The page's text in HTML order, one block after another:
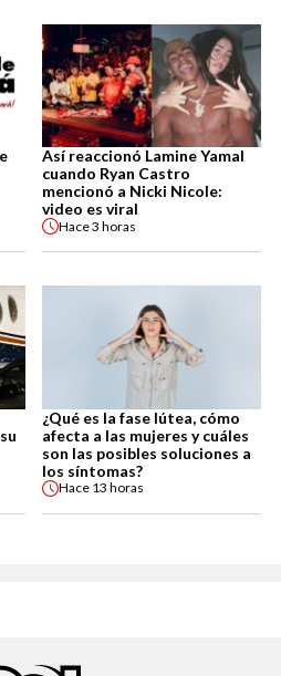
Así reaccionó Lamine Yamal
cuando Ryan Castro
mencionó a Nicki Nicole:
video es viral
Hace3 horas
¿Qué es la fase lútea, cómo
afecta a las mujeres y cuáles
son las posibles soluciones a
los síntomas?
Hace 13 horas